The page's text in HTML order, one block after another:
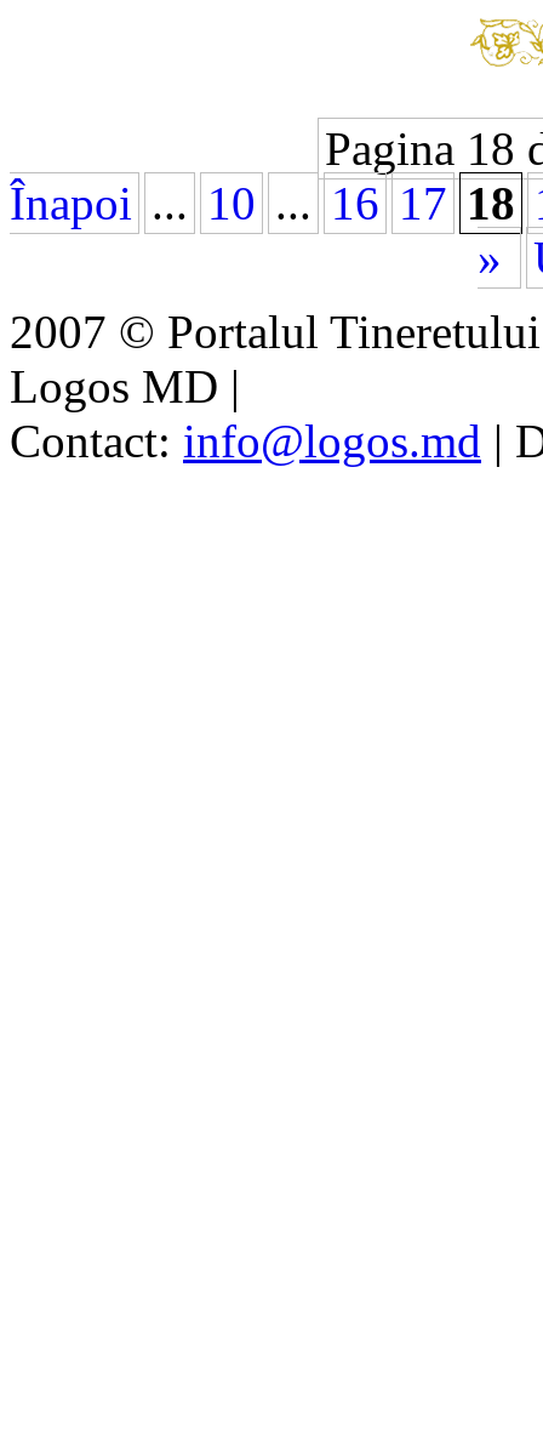
Pagina 18
Înapoi ... 10 ... 16 17 18
»
2007 © Portalul
Logos MD |
Contact: info@logos.md |